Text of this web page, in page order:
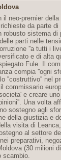
neo-premier
da parte
robusto sistema di
parti nelle
''a tutti i
e di alta
Fule. Il
compia ''ogni
''costruttivo'' nel
commissario
e creare
Una volta
sostegno agli
della giustizia e
visita di
al settore
preparativi,
(30 milioni
scambio.